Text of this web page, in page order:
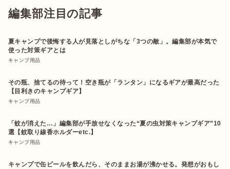
編集部注目の記事
夏キャンプで後悔する人が見落としがちな「3つの敵」。編集部が本気で
使った対策ギアとは
キャンプ用品
その瓶、捨てるの待って！空き瓶が「ランタン」になるギアが最高だった
【目利きのキャンプギア】
キャンプ用品
「蚊が消えた…」編集部が手放せなくなった“夏の虫対策キャンプギア”10
選【蚊取り線香ホルダーetc.】
キャンプ用品
キャンプで缶ビールを飲んだら、そのままお湯が沸かせる。発想がおもし